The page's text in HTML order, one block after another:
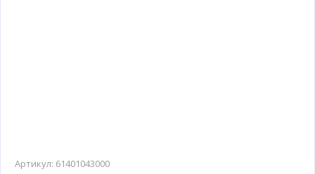
Артикул: 61401043000